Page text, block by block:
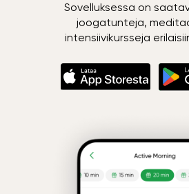
Sovelluksessa on
joogatunteja,
intensiivikursseja